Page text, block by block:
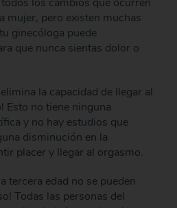
mujer, pero existen muchas
ginecóloga puede
que nunca sientas dolor o
la capacidad de llegar al
Esto no tiene ninguna
y no hay estudios que
disminución en la
placer y llegar al orgasmo.
tercera edad no se pueden
Todas las personas del